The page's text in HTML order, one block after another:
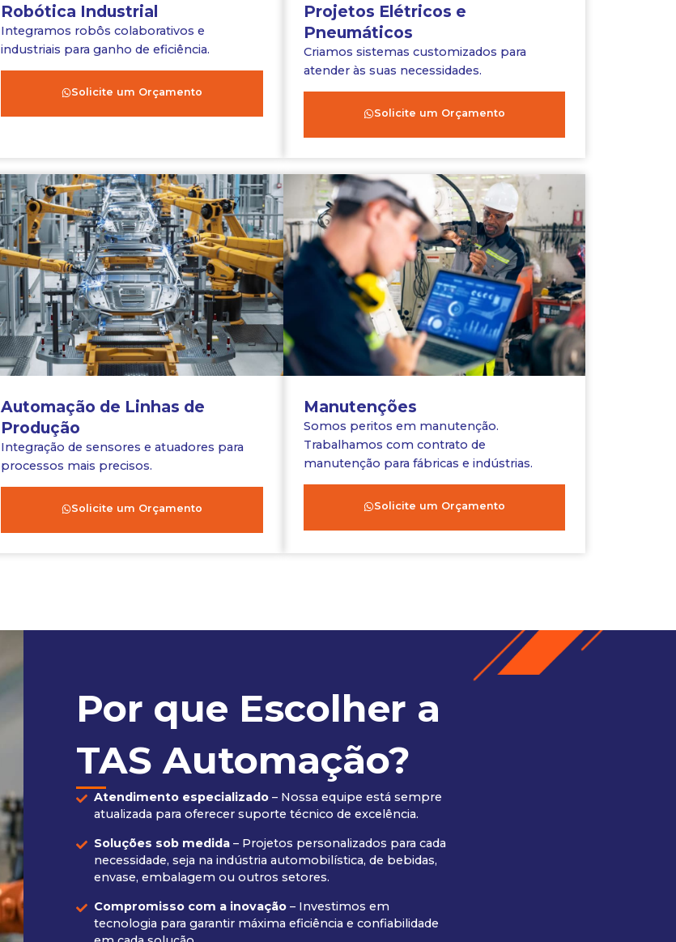
Robótica Industrial
Integramos robôs colaborativos e
industriais para ganho de eficiência.
Solicite um Orçamento
Projetos Elétricos e
Pneumáticos
Criamos sistemas customizados para
atender às suas necessidades.
Solicite um Orçamento
Automação de Linhas de
Produção
Integração de sensores e atuadores para
processos mais precisos.
Solicite um Orçamento
Manutenções
Somos peritos em manutenção.
Trabalhamos com contrato de
manutenção para fábricas e indústrias.
Solicite um Orçamento
Por que Escolher a
TAS Automação?
Atendimento especializado – Nossa equipe está sempre
atualizada para oferecer suporte técnico de excelência.
Soluções sob medida – Projetos personalizados para cada
necessidade, seja na indústria automobilística, de bebidas,
envase, embalagem ou outros setores.
Compromisso com a inovação – Investimos em
tecnologia para garantir máxima eficiência e confiabilidade